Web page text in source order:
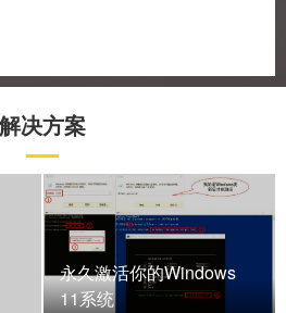
解决方案
永久激活你的Windows
11系统